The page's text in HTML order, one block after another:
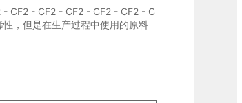
CF2 - CF2 - CF2 - CF2 - CF2 - C
，但是在生产过程中使用的原料